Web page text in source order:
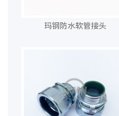
玛钢防水软管接头